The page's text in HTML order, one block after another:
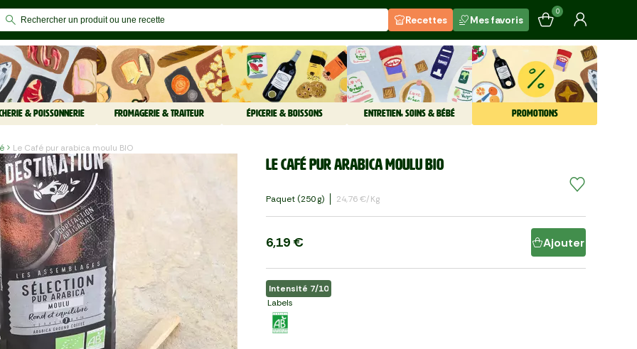
Recettes Mes favoris
0
& POISSONNERIE FROMAGERIE & TRAITEUR ÉPICERIE & BOISSONS ENTRETIEN, SOINS & BÉBÉ PROMOTIONS
Le Café pur arabica moulu BIO
Le Café pur arabica moulu BIO
Paquet (250 G) 24,76 €/kg
6,19 € Ajouter
Intensité 7/10
Labels